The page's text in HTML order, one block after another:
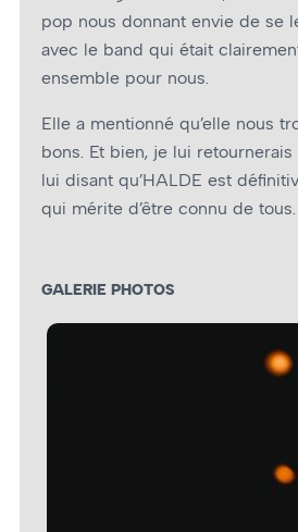
pop nous donnant envie de se
avec le band qui était
ensemble pour nous.
Elle a mentionné qu’elle nous
bons. Et bien, je lui
lui disant qu’HALDE est
qui mérite d’être connu de tous.
GALERIE PHOTOS